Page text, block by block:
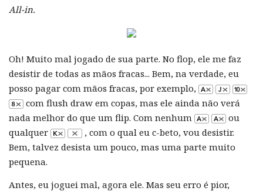
All-in.
Oh! Muito mal jogado de sua parte. No flop, ele me faz
desistir de todas as mãos fracas... Bem, na verdade, eu
posso pagar com mãos fracas, por exemplo,
com flush draw em copas, mas ele ainda não verá
nada melhor do que um flip. Com nenhum
ou
qualquer
, com o qual eu c-beto, vou desistir.
Bem, talvez desista um pouco, mas uma parte muito
pequena.
Antes, eu joguei mal, agora ele. Mas seu erro é pior,